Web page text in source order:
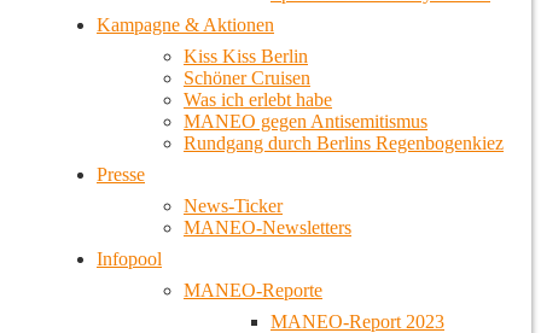
Kampagne & Aktionen
Kiss Kiss Berlin
Schöner Cruisen
Was ich erlebt habe
MANEO gegen Antisemitismus
Rundgang durch Berlins Regenbogenkiez
Presse
News-Ticker
MANEO-Newsletters
Infopool
MANEO-Reporte
MANEO-Report 2023